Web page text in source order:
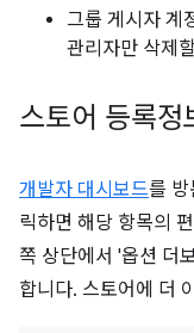
그룹 게시자 계
관리자만 삭제
스토어 등록정
개발자 대시보드를 방
릭하면 해당 항목의
쪽 상단에서 '옵션 더
합니다. 스토어에 더